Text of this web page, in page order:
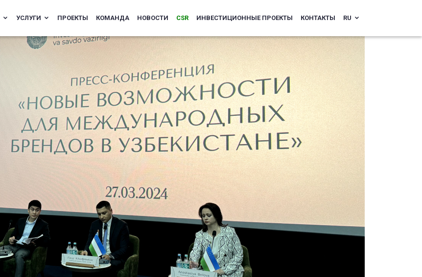
УСЛУГИ ПРОЕКТЫ КОМАНДА НОВОСТИ CSR ИНВЕСТИЦИОННЫЕ ПРОЕКТЫ КОНТАКТЫ RU